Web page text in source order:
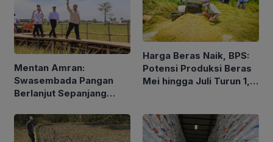
Mentan Amran:
Swasembada Pangan
Berlanjut Sepanjang
Harga Beras Naik, BPS:
Potensi Produksi Beras
Mei hingga Juli Turun 1,16